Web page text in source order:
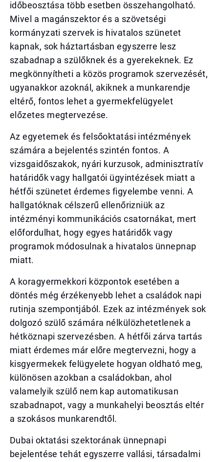
időbeosztása több esetben összehangolható.
Mivel a magánszektor és a szövetségi
kormányzati szervek is hivatalos szünetet
kapnak, sok háztartásban egyszerre lesz
szabadnap a szülőknek és a gyerekeknek. Ez
megkönnyítheti a közös programok szervezését,
ugyanakkor azoknál, akiknek a munkarendje
eltérő, fontos lehet a gyermekfelügyelet
előzetes megtervezése.
Az egyetemek és felsőoktatási intézmények
számára a bejelentés szintén fontos. A
vizsgaidőszakok, nyári kurzusok, adminisztratív
határidők vagy hallgatói ügyintézések miatt a
hétfői szünetet érdemes figyelembe venni. A
hallgatóknak célszerű ellenőrizniük az
intézményi kommunikációs csatornákat, mert
előfordulhat, hogy egyes határidők vagy
programok módosulnak a hivatalos ünnepnap
miatt.
A koragyermekkori központok esetében a
döntés még érzékenyebb lehet a családok napi
rutinja szempontjából. Ezek az intézmények sok
dolgozó szülő számára nélkülözhetetlenek a
hétköznapi szervezésben. A hétfői zárva tartás
miatt érdemes már előre megtervezni, hogy a
kisgyermekek felügyelete hogyan oldható meg,
különösen azokban a családokban, ahol
valamelyik szülő nem kap automatikusan
szabadnapot, vagy a munkahelyi beosztás eltér
a szokásos munkarendtől.
Dubai oktatási szektorának ünnepnapi
bejelentése tehát egyszerre vallási, társadalmi